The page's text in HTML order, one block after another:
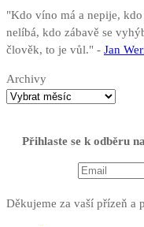
"Kdo víno má a nepije,
nelíbá, kdo zábavě se
člověk, to je vůl." - Jan
Archivy
Přihlaste se k odběru
Děkujeme za vaší přízeň a